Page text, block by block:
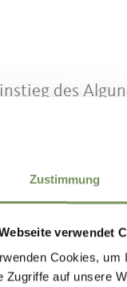
Zustimmung
verwendet
Cookies, um
Zugriffe auf unsere
des
ist mit
213 von